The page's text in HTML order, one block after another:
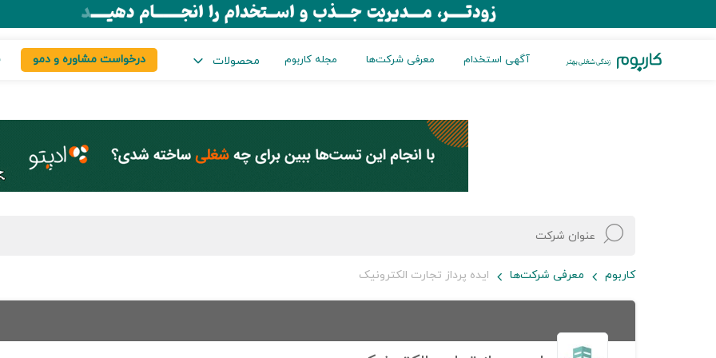
آگهی استخدام معرفی شرکت‌ها مجله کاربوم محصولات درخواست مشاوره و دمو
کاربوم معرفی شرکت‌ها ایده پرداز تجارت الکترونیک